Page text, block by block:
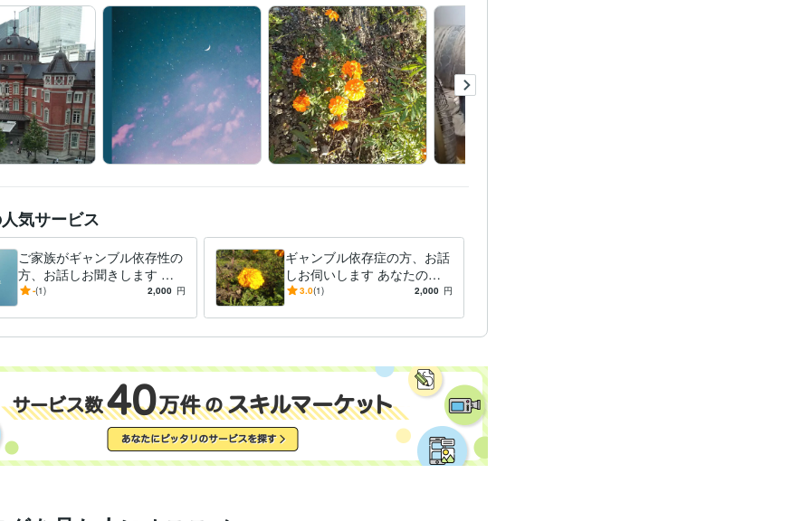
気サービス
ご家族がギャンブル依存性の
方、お話しお聞きします 借
金、横領、逮捕など起こしま
-(1) 2,000 円
ギャンブル依存症の方、お話
しお伺いします あなたの人
生は変えられます。新しい道
3.0(1) 2,000 円